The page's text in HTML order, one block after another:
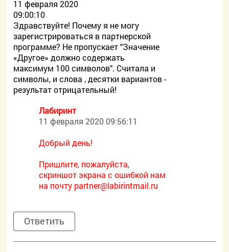
11 февраля 2020
09:00:10
Здравствуйте! Почему я не могу
зарегистрироваться в партнерской
программе? Не пропускает "Значение
«Другое» должно содержать
максимум 100 символов". Считала и
символы, и слова , десятки вариантов -
результат отрицательный!
Лабиринт
11 февраля 2020 09:56:11
Добрый день!
Пришлите, пожалуйста,
скриншот экрана с ошибкой нам
на почту partner@labirintmail.ru
Ответить